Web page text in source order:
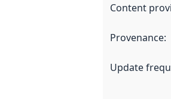
Content
Provenance:
Update